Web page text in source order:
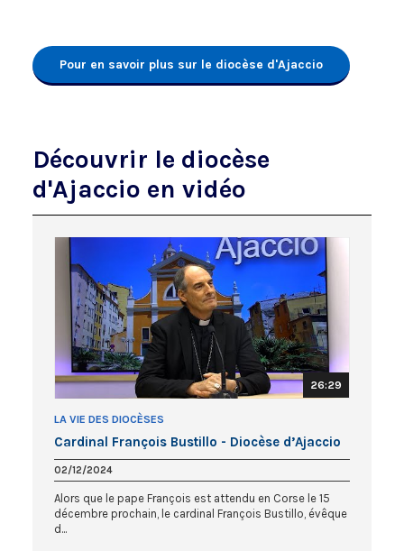
Pour en savoir plus sur le diocèse d'Ajaccio
Découvrir le diocèse
d'Ajaccio en vidéo
26:29
LA VIE DES DIOCÈSES
Cardinal François Bustillo - Diocèse d’Ajaccio
02/12/2024
Alors que le pape François est attendu en Corse le 15
décembre prochain, le cardinal François Bustillo, évêque
d...